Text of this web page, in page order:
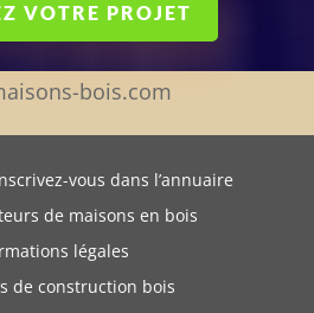
VOTRE PROJET
bois.com
vous dans l’annuaire
de maisons en bois
légales
de construction bois